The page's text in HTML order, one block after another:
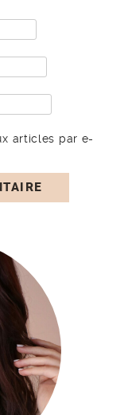
articles par e-